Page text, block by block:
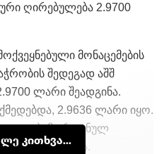
ღირებულება 2.9700
მონაცემების
შედეგად აშშ
ლარი შეადგინა.
2.9636 ლარი იყო.
ეროვნულ
შეადგინა.
კითხვა...